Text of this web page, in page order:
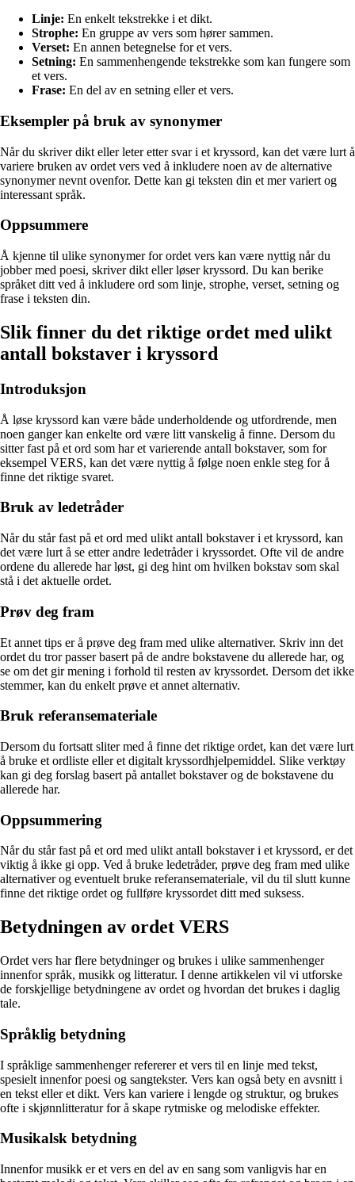
Linje: En enkelt tekstrekke i et dikt.
Strophe: En gruppe av vers som hører sammen.
Verset: En annen betegnelse for et vers.
Setning: En sammenhengende tekstrekke som kan fungere som
et vers.
Frase: En del av en setning eller et vers.
Eksempler på bruk av synonymer
Når du skriver dikt eller leter etter svar i et kryssord, kan det være lurt å
variere bruken av ordet vers ved å inkludere noen av de alternative
synonymer nevnt ovenfor. Dette kan gi teksten din et mer variert og
interessant språk.
Oppsummere
Å kjenne til ulike synonymer for ordet vers kan være nyttig når du
jobber med poesi, skriver dikt eller løser kryssord. Du kan berike
språket ditt ved å inkludere ord som linje, strophe, verset, setning og
frase i teksten din.
Slik finner du det riktige ordet med ulikt
antall bokstaver i kryssord
Introduksjon
Å løse kryssord kan være både underholdende og utfordrende, men
noen ganger kan enkelte ord være litt vanskelig å finne. Dersom du
sitter fast på et ord som har et varierende antall bokstaver, som for
eksempel VERS, kan det være nyttig å følge noen enkle steg for å
finne det riktige svaret.
Bruk av ledetråder
Når du står fast på et ord med ulikt antall bokstaver i et kryssord, kan
det være lurt å se etter andre ledetråder i kryssordet. Ofte vil de andre
ordene du allerede har løst, gi deg hint om hvilken bokstav som skal
stå i det aktuelle ordet.
Prøv deg fram
Et annet tips er å prøve deg fram med ulike alternativer. Skriv inn det
ordet du tror passer basert på de andre bokstavene du allerede har, og
se om det gir mening i forhold til resten av kryssordet. Dersom det ikke
stemmer, kan du enkelt prøve et annet alternativ.
Bruk referansemateriale
Dersom du fortsatt sliter med å finne det riktige ordet, kan det være lurt
å bruke et ordliste eller et digitalt kryssordhjelpemiddel. Slike verktøy
kan gi deg forslag basert på antallet bokstaver og de bokstavene du
allerede har.
Oppsummering
Når du står fast på et ord med ulikt antall bokstaver i et kryssord, er det
viktig å ikke gi opp. Ved å bruke ledetråder, prøve deg fram med ulike
alternativer og eventuelt bruke referansemateriale, vil du til slutt kunne
finne det riktige ordet og fullføre kryssordet ditt med suksess.
Betydningen av ordet VERS
Ordet vers har flere betydninger og brukes i ulike sammenhenger
innenfor språk, musikk og litteratur. I denne artikkelen vil vi utforske
de forskjellige betydningene av ordet og hvordan det brukes i daglig
tale.
Språklig betydning
I språklige sammenhenger refererer et vers til en linje med tekst,
spesielt innenfor poesi og sangtekster. Vers kan også bety en avsnitt i
en tekst eller et dikt. Vers kan variere i lengde og struktur, og brukes
ofte i skjønnlitteratur for å skape rytmiske og melodiske effekter.
Musikalsk betydning
Innenfor musikk er et vers en del av en sang som vanligvis har en